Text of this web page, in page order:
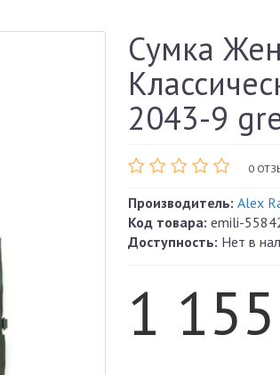
Сумка
2043-9
0
Производитель: Alex
Код товара: emili-
Доступность: Нет в
1